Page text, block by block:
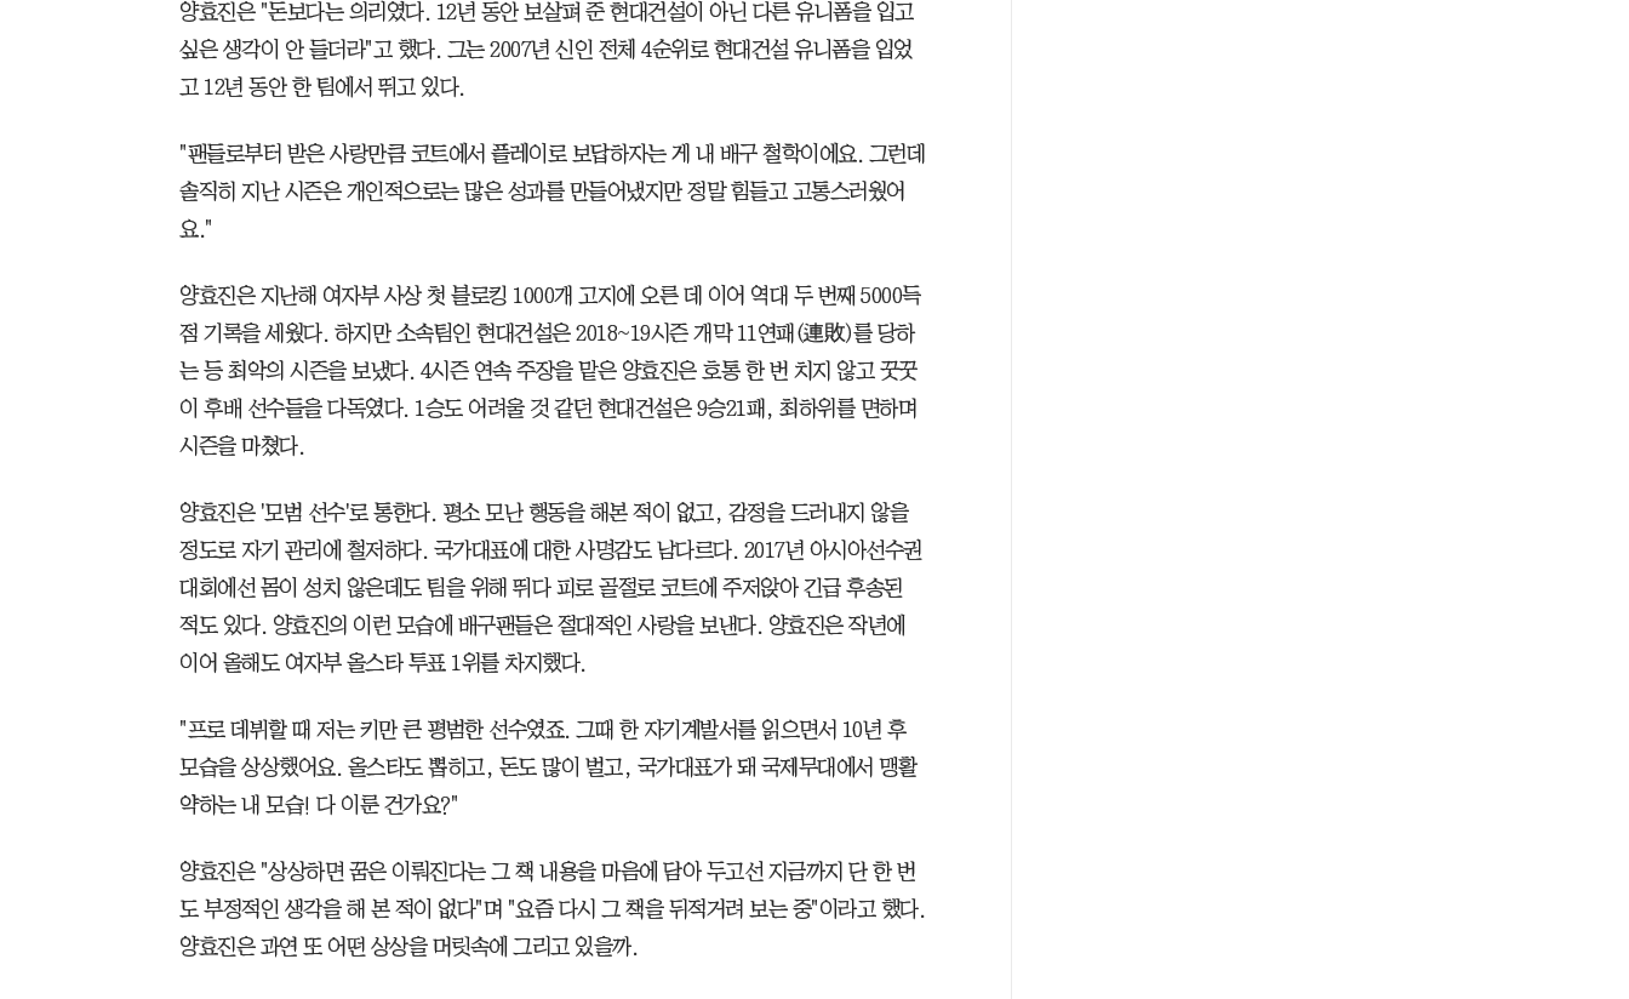
양효진은 "돈보다는 의리였다. 12년 동안 보살펴 준 현대건설이 아닌 다른 유니폼을 입고
싶은 생각이 안 들더라"고 했다. 그는 2007년 신인 전체 4순위로 현대건설 유니폼을 입었
고 12년 동안 한 팀에서 뛰고 있다.
"팬들로부터 받은 사랑만큼 코트에서 플레이로 보답하자는 게 내 배구 철학이에요. 그런데
솔직히 지난 시즌은 개인적으로는 많은 성과를 만들어냈지만 정말 힘들고 고통스러웠어
요."
양효진은 지난해 여자부 사상 첫 블로킹 1000개 고지에 오른 데 이어 역대 두 번째 5000득
점 기록을 세웠다. 하지만 소속팀인 현대건설은 2018~19시즌 개막 11연패(連敗)를 당하
는 등 최악의 시즌을 보냈다. 4시즌 연속 주장을 맡은 양효진은 호통 한 번 치지 않고 꿋꿋
이 후배 선수들을 다독였다. 1승도 어려울 것 같던 현대건설은 9승21패, 최하위를 면하며
시즌을 마쳤다.
양효진은 '모범 선수'로 통한다. 평소 모난 행동을 해본 적이 없고, 감정을 드러내지 않을
정도로 자기 관리에 철저하다. 국가대표에 대한 사명감도 남다르다. 2017년 아시아선수권
대회에선 몸이 성치 않은데도 팀을 위해 뛰다 피로 골절로 코트에 주저앉아 긴급 후송된
적도 있다. 양효진의 이런 모습에 배구팬들은 절대적인 사랑을 보낸다. 양효진은 작년에
이어 올해도 여자부 올스타 투표 1위를 차지했다.
"프로 데뷔할 때 저는 키만 큰 평범한 선수였죠. 그때 한 자기계발서를 읽으면서 10년 후
모습을 상상했어요. 올스타도 뽑히고, 돈도 많이 벌고, 국가대표가 돼 국제무대에서 맹활
약하는 내 모습! 다 이룬 건가요?"
양효진은 "상상하면 꿈은 이뤄진다는 그 책 내용을 마음에 담아 두고선 지금까지 단 한 번
도 부정적인 생각을 해 본 적이 없다"며 "요즘 다시 그 책을 뒤적거려 보는 중"이라고 했다.
양효진은 과연 또 어떤 상상을 머릿속에 그리고 있을까.